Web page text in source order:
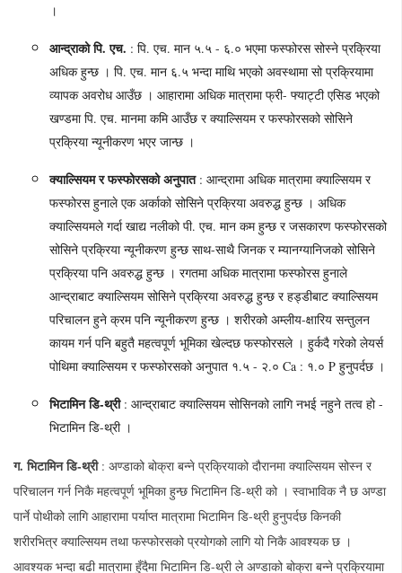
।
आन्द्राकोपि.एच. : पि. एच. मान ५.५ - ६.० भएमा फस्फोरस सोस्ने प्रक्रिया
अधिक हुन्छ । पि. एच. मान ६.५ भन्दा माथि भएको अवस्थामा सो प्रक्रियामा
व्यापक अवरोध आउँछ । आहारामा अधिक मात्रामा फ्री- फ्याट्टी एसिड भएको
खण्डमा पि. एच. मानमा कमि आउँछ र क्याल्सियम र फस्फोरसको सोसिने
प्रक्रिया न्यूनीकरण भएर जान्छ ।
क्याल्सियम र फस्फोरसको अनुपात: आन्द्रामा अधिक मात्रामा क्याल्सियम र
फस्फोरस हुनाले एक अर्काको सोसिने प्रक्रिया अवरुद्ध हुन्छ । अधिक
क्याल्सियमले गर्दा खाद्य नलीको पी. एच. मान कम हुन्छ र जसकारण फस्फोरसको
सोसिने प्रक्रिया न्यूनीकरण हुन्छ साथ-साथै जिनक र म्यानग्यानिजको सोसिने
प्रक्रिया पनि अवरुद्ध हुन्छ । रगतमा अधिक मात्रामा फस्फोरस हुनाले
आन्द्राबाट क्याल्सियम सोसिने प्रक्रिया अवरुद्ध हुन्छ र हड्डीबाट क्याल्सियम
परिचालन हुने क्रम पनि न्यूनीकरण हुन्छ । शरीरको अम्लीय-क्षारिय सन्तुलन
कायम गर्न पनि बहुतै महत्वपूर्ण भूमिका खेल्दछ फस्फोरसले । हुर्कदै गरेको लेयर्स
पोथिमा क्याल्सियम र फस्फोरसको अनुपात १.५ - २.० Ca : १.० P हुनुपर्दछ ।
भिटामिनडि-थ्री: आन्द्राबाट क्याल्सियम सोसिनको लागि नभई नहुने तत्व हो -
भिटामिन डि-थ्री ।
ग. भिटामिन डि-थ्री: अण्डाको बोक्रा बन्ने प्रक्रियाको दौरानमा क्याल्सियम सोस्न र
परिचालन गर्न निकै महत्वपूर्ण भूमिका हुन्छ भिटामिन डि-थ्री को । स्वाभाविक नै छ अण्डा
पार्ने पोथीको लागि आहारामा पर्याप्त मात्रामा भिटामिन डि-थ्री हुनुपर्दछ किनकी
शरीरभित्र क्याल्सियम तथा फस्फोरसको प्रयोगको लागि यो निकै आवश्यक छ ।
आवश्यक भन्दा बढी मात्रामा हुँदैमा भिटामिन डि-थ्री ले अण्डाको बोक्रा बन्ने प्रक्रियामा